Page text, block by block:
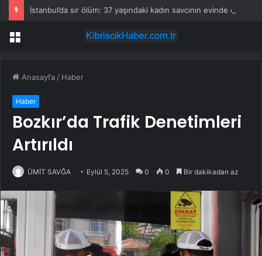
Menü
Anasayfa / Haber
Haber
Bozkır’da Trafik Denetimleri
Artırıldı
ÜMİT SAVĞA Eylül 5, 2025 0 0 Bir dakikadan az